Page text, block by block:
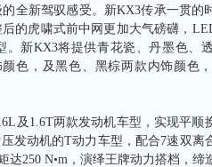
全新驾驭感受。新KX3传承一贯的
的虎啸式前中网更加大气磅礴，
。新KX3将提供青花瓷、丹墨色、
色，及黑色、黑棕两款内饰颜色
及1.6T两款发动机车型，实现平顺
发动机的T动力车型，配合7速双离
达250 N•m，演绎王牌动力搭档，缔